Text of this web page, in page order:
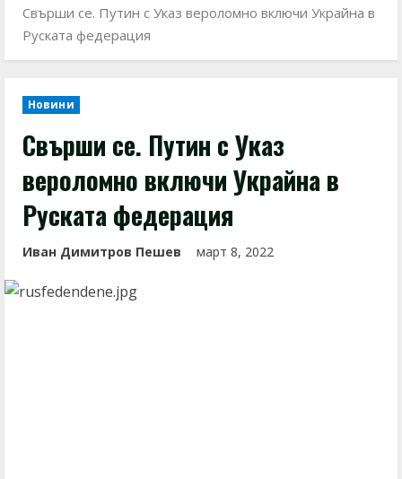
Свърши се. Путин с Указ вероломно включи Украйна в
Руската федерация
Новини
Свърши се. Путин с Указ
вероломно включи Украйна в
Руската федерация
Иван Димитров Пешев март 8, 2022